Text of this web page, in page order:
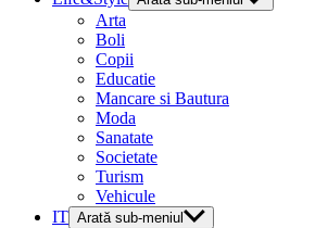
Arta
Boli
Copii
Educatie
Mancare si Bautura
Moda
Sanatate
Societate
Turism
Vehicule
IT Arată sub-meniul